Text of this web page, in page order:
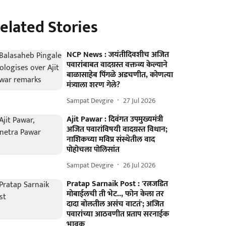
Stories
NCP News : जयंतीदिवशीच अजित
पवारांबाबत वादग्रस्त वक्तव्य केल्याने
बाळासाहेब पिंगळे अडचणीत, कोणत्या
मंत्र्याला शरण गेले?
Sampat Devgire 27 Jul 2026
Ajit Pawar : दिवंगत उपमुख्यमंत्री
अजित पवारांविषयी वादग्रस्त विधान;
नाशिकच्या मविप्र संस्थेतील वाद
पोहोचला पोलिसांत
Sampat Devgire 26 Jul 2026
Pratap Sarnaik Post : 'रत्नजडित
मोबाईलची ती भेट.., फोन केला तर
दादा बोलतील असंच वाटतं'; अजित
पवारांच्या आठवणीत प्रताप सरनाईक